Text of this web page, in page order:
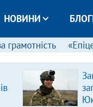
НОВИНИ
грамотність